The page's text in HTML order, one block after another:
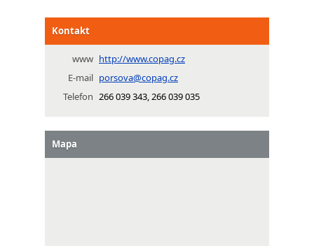
Kontakt
www http://www.copag.cz
E-mail porsova@copag.cz
Telefon 266 039 343, 266 039 035
Mapa